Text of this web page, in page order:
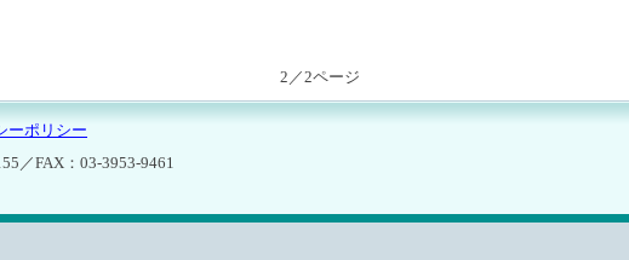
2／2ページ
ーポリシー
／FAX：03-3953-9461